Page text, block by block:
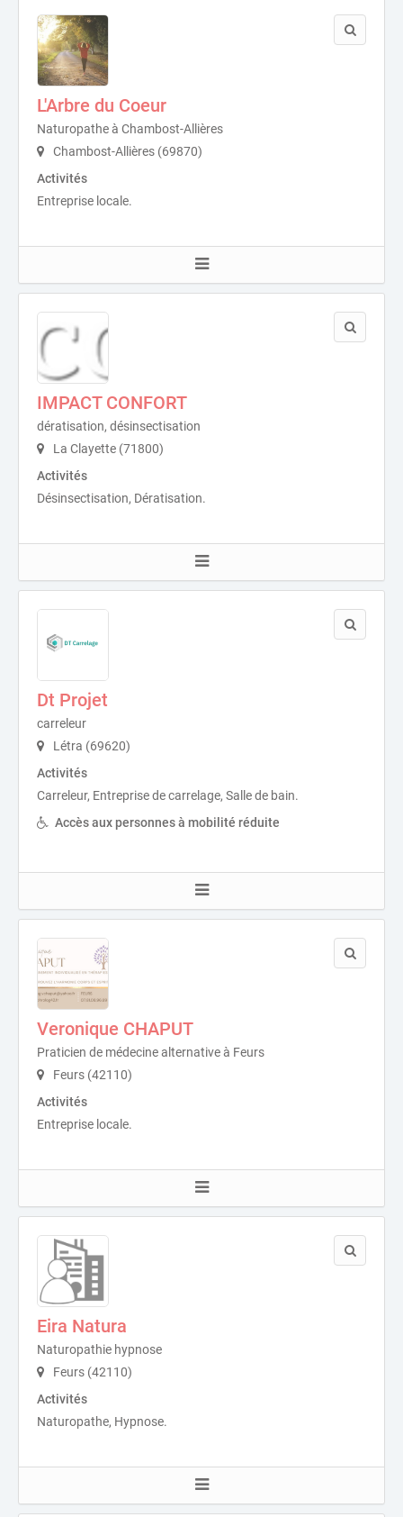
L'Arbre du Coeur
Naturopathe à Chambost-Allières
Chambost-Allières (69870)
Activités
Entreprise locale.
IMPACT CONFORT
dératisation, désinsectisation
La Clayette (71800)
Activités
Désinsectisation, Dératisation.
Dt Projet
carreleur
Létra (69620)
Activités
Carreleur, Entreprise de carrelage, Salle de bain.
Accès aux personnes à mobilité réduite
Veronique CHAPUT
Praticien de médecine alternative à Feurs
Feurs (42110)
Activités
Entreprise locale.
Eira Natura
Naturopathie hypnose
Feurs (42110)
Activités
Naturopathe, Hypnose.